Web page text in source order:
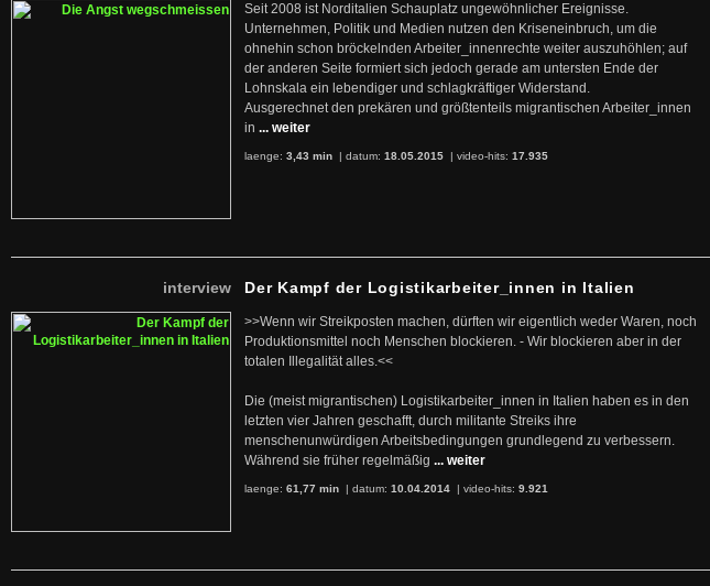
Seit 2008 ist Norditalien Schauplatz ungewöhnlicher Ereignisse.
Unternehmen, Politik und Medien nutzen den Kriseneinbruch, um die
ohnehin schon bröckelnden Arbeiter_innenrechte weiter auszuhöhlen; auf
der anderen Seite formiert sich jedoch gerade am untersten Ende der
Lohnskala ein lebendiger und schlagkräftiger Widerstand.
Ausgerechnet den prekären und größtenteils migrantischen Arbeiter_innen
in ... weiter
laenge: 3,43 min | datum: 18.05.2015 | video-hits: 17.935
interview Der Kampf der Logistikarbeiter_innen in Italien
>>Wenn wir Streikposten machen, dürften wir eigentlich weder Waren, noch
Produktionsmittel noch Menschen blockieren. - Wir blockieren aber in der
totalen Illegalität alles.<<
Die (meist migrantischen) Logistikarbeiter_innen in Italien haben es in den
letzten vier Jahren geschafft, durch militante Streiks ihre
menschenunwürdigen Arbeitsbedingungen grundlegend zu verbessern.
Während sie früher regelmäßig ... weiter
laenge: 61,77 min | datum: 10.04.2014 | video-hits: 9.921